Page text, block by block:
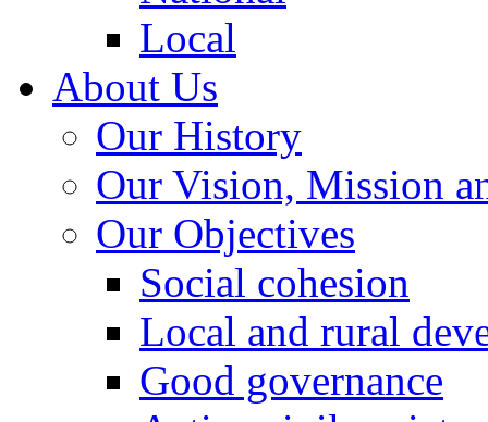
Local
About Us
Our History
Our Vision, Mission
Our Objectives
Social cohesion
Local and rural
Good governance